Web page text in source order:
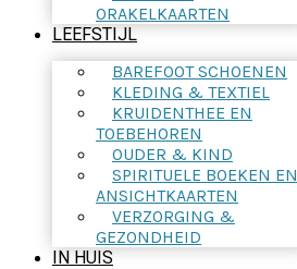
ORAKELKAARTEN
LEEFSTIJL
BAREFOOT SCHOENEN
KLEDING & TEXTIEL
KRUIDENTHEE EN
TOEBEHOREN
OUDER & KIND
SPIRITUELE BOEKEN EN
ANSICHTKAARTEN
VERZORGING &
GEZONDHEID
IN HUIS